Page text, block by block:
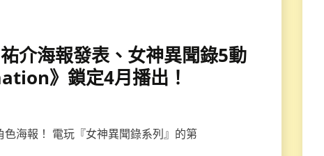
介海報發表、女神異聞錄5動
》鎖定4月播出！
海報！ 電玩『女神異聞錄系列』的第